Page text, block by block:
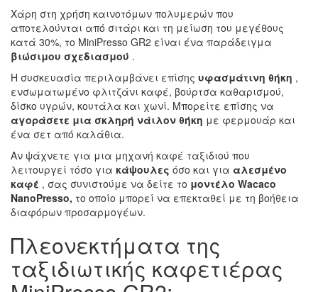
Χάρη στη χρήση καινοτόμων πολυμερών που
αποτελούνται από σιτάρι και τη μείωση του μεγέθους
κατά 30%, το MiniPresso GR2 είναι ένα παράδειγμα
βιώσιμου σχεδιασμού .
Η συσκευασία περιλαμβάνει επίσης υφασμάτινη θήκη ,
ενσωματωμένο φλιτζάνι καφέ, βούρτσα καθαρισμού,
δίσκο υγρών, κουτάλα και χωνί. Μπορείτε επίσης να
αγοράσετε μια σκληρή νάιλον θήκη με φερμουάρ και
ένα σετ από καλάθια.
Αν ψάχνετε για μια μηχανή καφέ ταξιδιού που
λειτουργεί τόσο για κάψουλες όσο και για αλεσμένο
καφέ , σας συνιστούμε να δείτε το μοντέλο Wacaco
NanoPresso, το οποίο μπορεί να επεκταθεί με τη βοήθεια
διαφόρων προσαρμογέων.
Πλεονεκτήματα της
ταξιδιωτικής καφετιέρας